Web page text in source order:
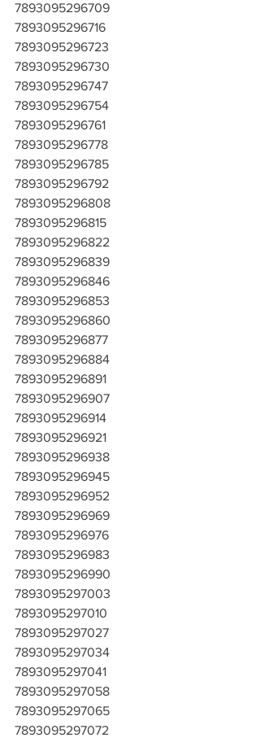
7893095296709
7893095296716
7893095296723
7893095296730
7893095296747
7893095296754
7893095296761
7893095296778
7893095296785
7893095296792
7893095296808
7893095296815
7893095296822
7893095296839
7893095296846
7893095296853
7893095296860
7893095296877
7893095296884
7893095296891
7893095296907
7893095296914
7893095296921
7893095296938
7893095296945
7893095296952
7893095296969
7893095296976
7893095296983
7893095296990
7893095297003
7893095297010
7893095297027
7893095297034
7893095297041
7893095297058
7893095297065
7893095297072